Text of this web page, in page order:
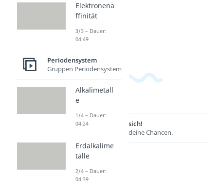
Lernen lohnt sich!
Entdecke hier deine Chancen.
Elektronena
ffinität
3/3 – Dauer:
04:49
Periodensystem
Gruppen Periodensystem
Alkalimetall
e
1/4 – Dauer:
04:24
Erdalkalime
talle
2/4 – Dauer:
04:39